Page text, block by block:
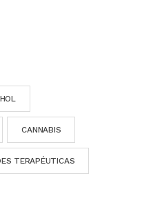
CANNABIS
TERAPÉUTICAS